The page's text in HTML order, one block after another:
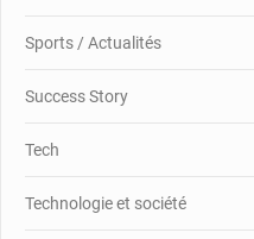
Sports / Actualités
Success Story
Tech
Technologie et société